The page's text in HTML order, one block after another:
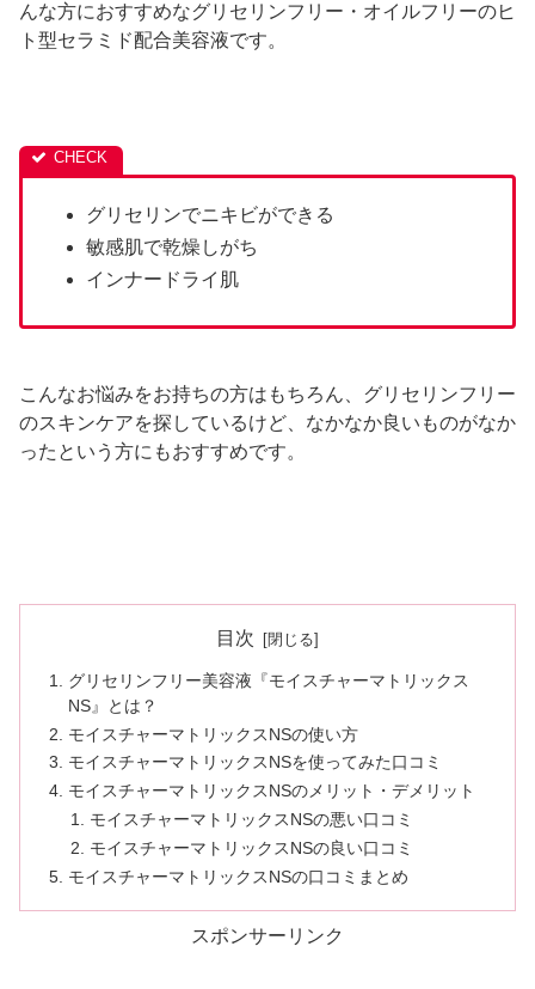
んな方におすすめなグリセリンフリー・オイルフリーのヒ
ト型セラミド配合美容液です。
グリセリンでニキビができる
敏感肌で乾燥しがち
インナードライ肌
こんなお悩みをお持ちの方はもちろん、グリセリンフリー
のスキンケアを探しているけど、なかなか良いものがなか
ったという方にもおすすめです。
目次
グリセリンフリー美容液『モイスチャーマトリックス
NS』とは？
モイスチャーマトリックスNSの使い方
モイスチャーマトリックスNSを使ってみた口コミ
モイスチャーマトリックスNSのメリット・デメリット
モイスチャーマトリックスNSの悪い口コミ
モイスチャーマトリックスNSの良い口コミ
モイスチャーマトリックスNSの口コミまとめ
スポンサーリンク